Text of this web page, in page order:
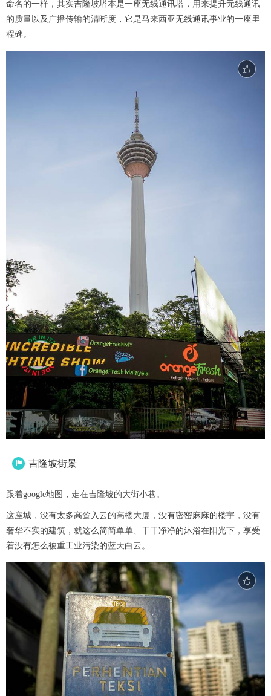
命名的一样，其实吉隆坡塔本是一座无线通讯塔，用来提升无线通讯
的质量以及广播传输的清晰度，它是马来西亚无线通讯事业的一座里
程碑。
 吉隆坡街景
跟着google地图，走在吉隆坡的大街小巷。
这座城，没有太多高耸入云的高楼大厦，没有密密麻麻的楼宇，没有
奢华不实的建筑，就这么简简单单、干干净净的沐浴在阳光下，享受
着没有怎么被重工业污染的蓝天白云。